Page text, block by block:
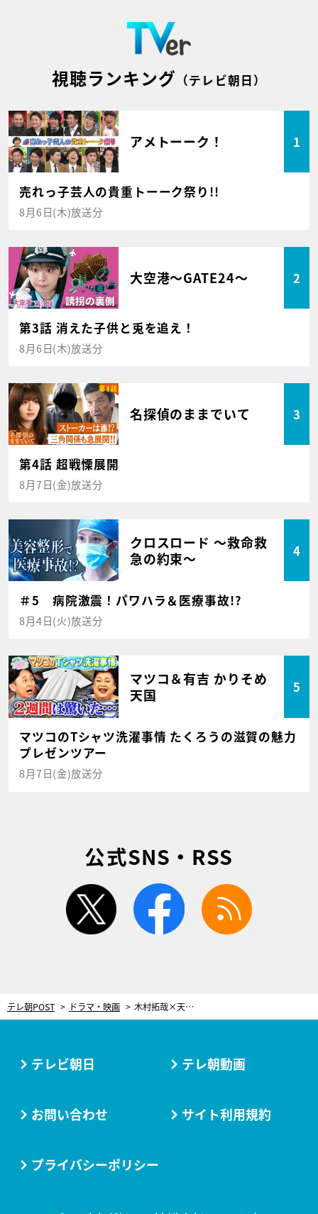
視聴ランキング （テレビ朝日）
アメトーーク！ 1
売れっ子芸人の貴重トーーク祭り!!
8月6日(木)放送分
大空港～GATE24～ 2
第3話 消えた子供と兎を追え！
8月6日(木)放送分
名探偵のままでいて 3
第4話 超戦慄展開
8月7日(金)放送分
クロスロード ～救命救
急の約束～
4
＃5 病院激震！パワハラ＆医療事故!?
8月4日(火)放送分
マツコ＆有吉 かりそめ
天国
5
マツコのTシャツ洗濯事情 たくろうの滋賀の魅力
プレゼンツアー
8月7日(金)放送分
公式SNS・RSS
twitter facebook
テレ朝POST ドラマ・映画 木村拓哉×天海祐希『Believe』最終章で1対1の魂の芝居！“狩山夫婦”が覚悟の再会へ
テレビ朝日 テレ朝動画
お問い合わせ サイト利用規約
プライバシーポリシー